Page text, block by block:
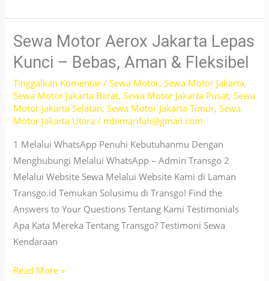
Jakarta
yang
Bikin
Aktivitas
Makin
Fleksibel
&
Sewa Motor Aerox Jakarta Lepas
Kunci – Bebas, Aman & Fleksibel
Tinggalkan Komentar /Sewa Motor,Sewa Motor Jakarta,
Sewa Motor Jakarta Barat,Sewa Motor Jakarta Pusat,Sewa
Motor Jakarta Selatan,Sewa Motor Jakarta Timur,Sewa
Motor Jakarta Utara / mbimarifah@gmail.com
1 Melalui WhatsApp Penuhi Kebutuhanmu Dengan
Menghubungi Melalui WhatsApp – Admin Transgo 2
Melalui Website Sewa Melalui Website Kami di Laman
Transgo.id Temukan Solusimu di Transgo! Find the
Answers to Your Questions Tentang Kami Testimonials
Apa Kata Mereka Tentang Transgo? Testimoni Sewa
Kendaraan
Sewa
Read More »